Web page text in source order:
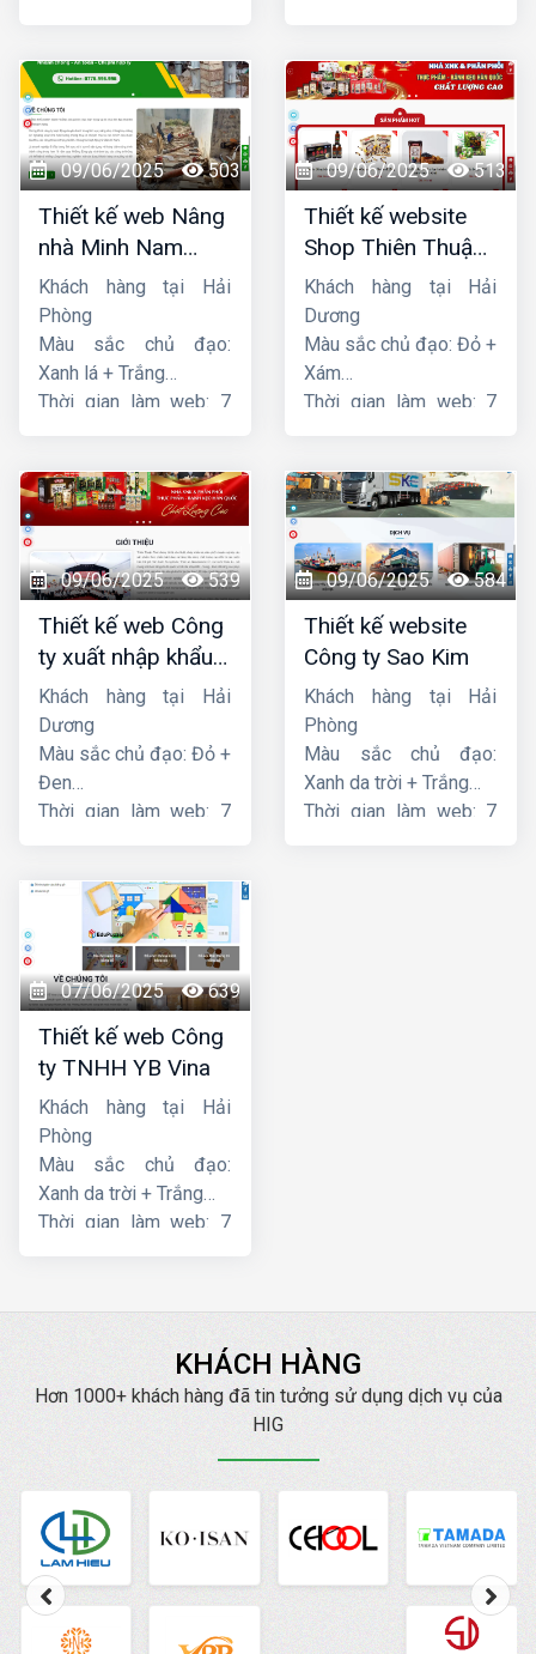
09/06/2025 503
Thiết kế web Nâng
nhà Minh Nam
Hoàng
Khách hàng tại Hải
Phòng
Màu sắc chủ đạo:
Xanh lá + Trắng
Thời gian làm web: 7
09/06/2025 513
Thiết kế website
Shop Thiên Thuận
Phát
Khách hàng tại Hải
Dương
Màu sắc chủ đạo: Đỏ +
Xám
Thời gian làm web: 7
09/06/2025 539
Thiết kế web Công
ty xuất nhập khẩu
Thiên Thuận Phát
Khách hàng tại Hải
Dương
Màu sắc chủ đạo: Đỏ +
Đen
Thời gian làm web: 7
09/06/2025 584
Thiết kế website
Công ty Sao Kim
Khách hàng tại Hải
Phòng
Màu sắc chủ đạo:
Xanh da trời + Trắng
Thời gian làm web: 7
07/06/2025 639
Thiết kế web Công
ty TNHH YB Vina
Khách hàng tại Hải
Phòng
Màu sắc chủ đạo:
Xanh da trời + Trắng
Thời gian làm web: 7
KHÁCH HÀNG
Hơn 1000+ khách hàng đã tin tưởng sử dụng dịch vụ của
HIG